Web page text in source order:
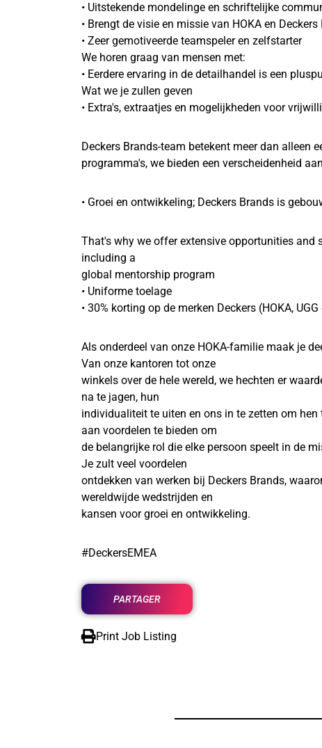
• Uitstekende mondelinge en schriftelijke
• Brengt de visie en missie van HOKA en
• Zeer gemotiveerde teamspeler en zelfstarter
We horen graag van mensen met:
• Eerdere ervaring in de detailhandel is een
Wat we je zullen geven
• Extra's, extraatjes en mogelijkheden voor
Deckers Brands-team betekent meer dan alleen
programma's, we bieden een verscheidenheid
• Groei en ontwikkeling; Deckers Brands is
That's why we offer extensive opportunities
including a
global mentorship program
• Uniforme toelage
• 30% korting op de merken Deckers (HOKA,
Als onderdeel van onze HOKA-familie maak je
Van onze kantoren tot onze
winkels over de hele wereld, we hechten er
na te jagen, hun
individualiteit te uiten en ons in te zetten om
aan voordelen te bieden om
de belangrijke rol die elke persoon speelt in de
Je zult veel voordelen
ontdekken van werken bij Deckers Brands,
wereldwijde wedstrijden en
kansen voor groei en ontwikkeling.
#DeckersEMEA
PARTAGER
Print Job Listing